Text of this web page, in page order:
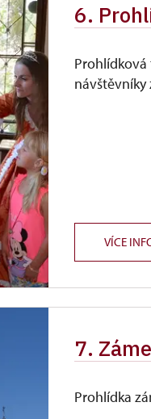
6.
návštěvníky
VÍCE
7.
Prohlídka